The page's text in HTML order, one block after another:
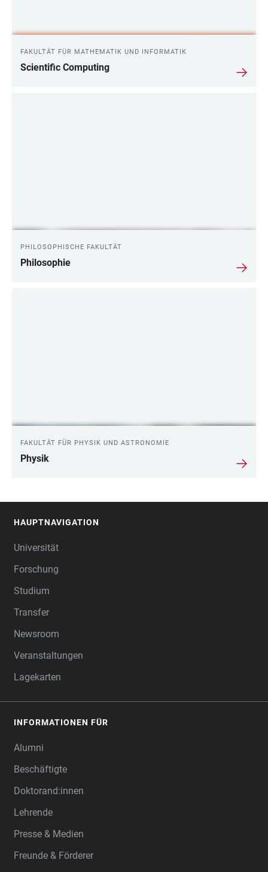
FAKULTÄT FÜR MATHEMATIK UND INFORMATIK
Scientific Computing
PHILOSOPHISCHE FAKULTÄT
Philosophie
FAKULTÄT FÜR PHYSIK UND ASTRONOMIE
Physik
HAUPTNAVIGATION
Universität
Forschung
Studium
Transfer
Newsroom
Veranstaltungen
Lagekarten
INFORMATIONEN FÜR
Alumni
Beschäftigte
Doktorand:innen
Lehrende
Presse & Medien
Freunde & Förderer